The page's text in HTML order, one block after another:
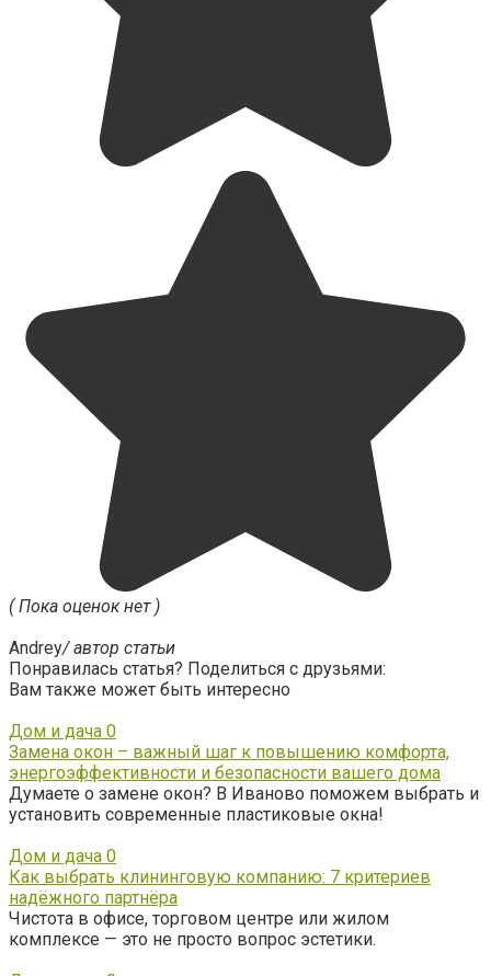
( Пока оценок нет )
Andrey/ автор статьи
Понравилась статья? Поделиться с друзьями:
Вам также может быть интересно
Дом и дача 0
Замена окон – важный шаг к повышению комфорта,
энергоэффективности и безопасности вашего дома
Думаете о замене окон? В Иваново поможем выбрать и
установить современные пластиковые окна!
Дом и дача 0
Как выбрать клининговую компанию: 7 критериев
надёжного партнёра
Чистота в офисе, торговом центре или жилом
комплексе — это не просто вопрос эстетики.